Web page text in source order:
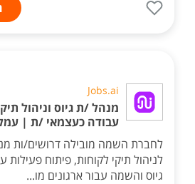
Jobs.ai
מנהל /ת גיוס וניהול
עבודה כעצמאי /ת |
לחברת השמה מובילה דרושים/ות
לניהול תיקי לקוחות, פיתוח פעילות
גיוס והשמה עבור ארגונים מו...